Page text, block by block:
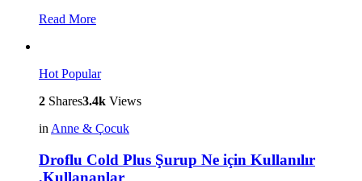
Read More
Hot Popular
2 Shares3.4k Views
in Anne & Çocuk
Droflu Cold Plus Şurup Ne için Kullanılır
,Kullananlar